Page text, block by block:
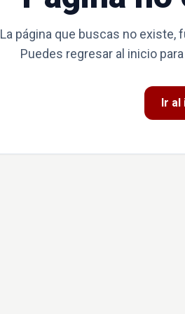
La página que buscas no existe,
Puedes regresar al inicio
Ir al